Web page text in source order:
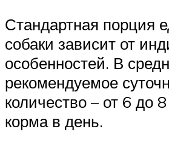
Стандартная порция
собаки зависит от
особенностей. В
рекомендуемое
количество – от 6 до
корма в день.